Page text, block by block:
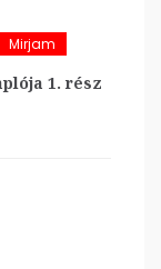
Mirjam
1. rész